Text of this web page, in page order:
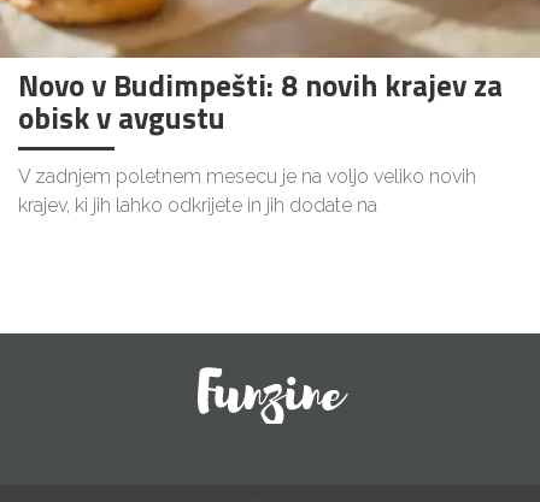
Novo v Budimpešti: 8 novih krajev za
obisk v avgustu
V zadnjem poletnem mesecu je na voljo veliko novih
krajev, ki jih lahko odkrijete in jih dodate na